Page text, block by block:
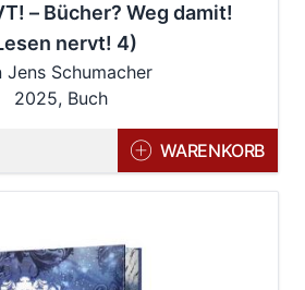
– Bücher? Weg damit!
nervt! 4)
Jens Schumacher
2025, Buch
WARENKORB